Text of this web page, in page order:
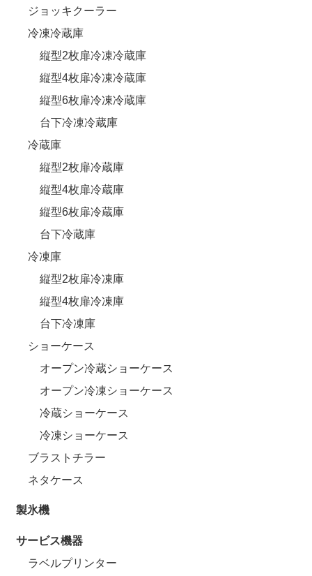
ジョッキクーラー
冷凍冷蔵庫
縦型2枚扉冷凍冷蔵庫
縦型4枚扉冷凍冷蔵庫
縦型6枚扉冷凍冷蔵庫
台下冷凍冷蔵庫
冷蔵庫
縦型2枚扉冷蔵庫
縦型4枚扉冷蔵庫
縦型6枚扉冷蔵庫
台下冷蔵庫
冷凍庫
縦型2枚扉冷凍庫
縦型4枚扉冷凍庫
台下冷凍庫
ショーケース
オープン冷蔵ショーケース
オープン冷凍ショーケース
冷蔵ショーケース
冷凍ショーケース
ブラストチラー
ネタケース
製氷機
サービス機器
ラベルプリンター